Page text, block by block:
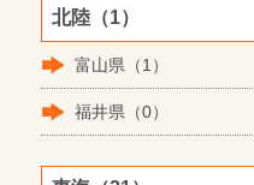
北陸（1）
富山県（1）
福井県（0）